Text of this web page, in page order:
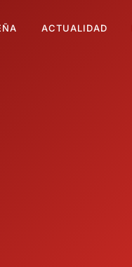
ACTUALIDAD